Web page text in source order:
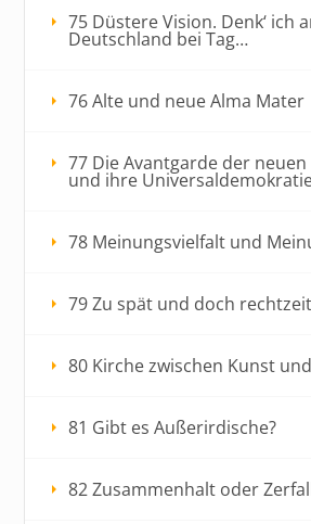
75 Düstere Vision. Denk‘ ich
Deutschland bei Tag…
76 Alte und neue Alma Mater
77 Die Avantgarde der
und ihre
78 Meinungsvielfalt und
79 Zu spät und doch
80 Kirche zwischen Kunst
81 Gibt es Außerirdische?
82 Zusammenhalt oder